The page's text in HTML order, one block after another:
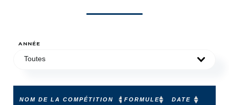
ANNÉE
Toutes
NOM DE LA COMPÉTITION FORMULE DATE